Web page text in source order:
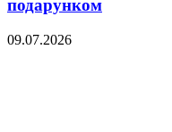
подарунком
09.07.2026